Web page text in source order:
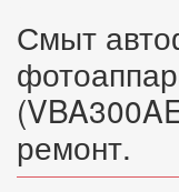
Смыт
ремонт.